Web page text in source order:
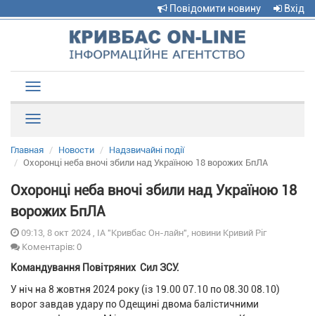
Повідомити новину Вхід
navigation
Главная Новости
Надзвичайні події
Охоронці неба вночі збили над Україною 18 ворожих БпЛА
Охоронці неба вночі збили над Україною 18
ворожих БпЛА
09:13, 8 окт 2024 , ІА "Кривбас Он-лайн", новини Кривий Ріг
Коментарів: 0
Командування Повітряних Сил ЗСУ.
У ніч на 8 жовтня 2024 року (із 19.00 07.10 по 08.30 08.10)
ворог завдав удару по Одещині двома балістичними